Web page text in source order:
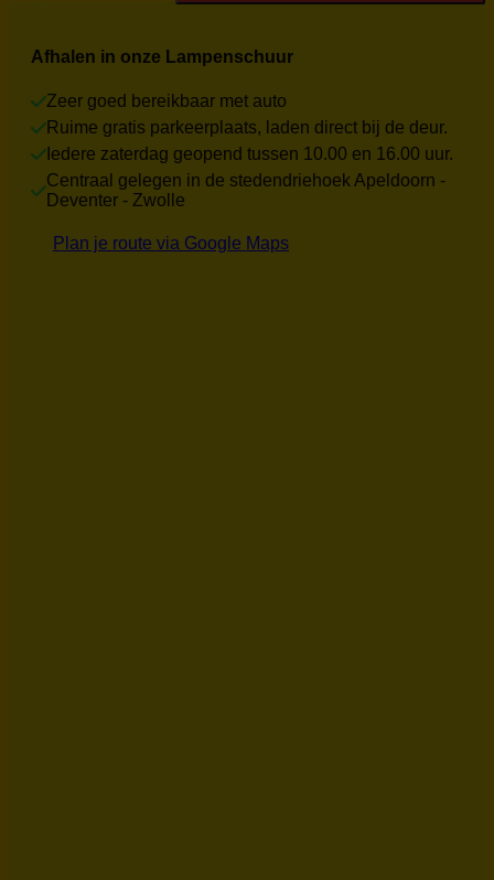
Afhalen in onze Lampenschuur
Zeer goed bereikbaar met auto
Ruime gratis parkeerplaats, laden direct bij de deur.
Iedere zaterdag geopend tussen 10.00 en 16.00 uur.
Centraal gelegen in de stedendriehoek Apeldoorn -
Deventer - Zwolle
Plan je route via Google Maps